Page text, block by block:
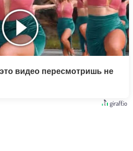
видео пересмотришь не